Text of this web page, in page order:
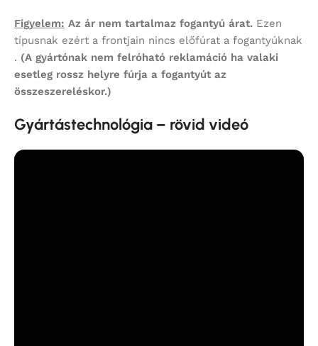
Figyelem: Az ár nem tartalmaz fogantyú árat. Ezen
típusnak ezért a frontjain nincs előfúrat a fogantyúknak
. (A gyártónak nem felróható reklamáció ha valaki
esetleg rossz helyre fúrja a fogantyút az
összeszereléskor.)
Gyártástechnológia – rövid videó